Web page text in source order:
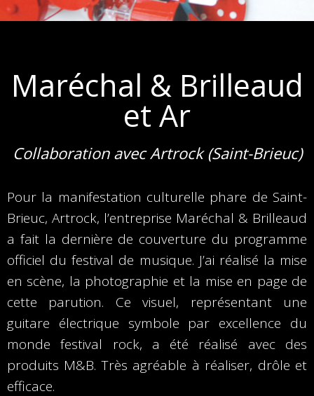
Maréchal & Brilleaud
et Ar
Collaboration avec Artrock (Saint-Brieuc)
Pour la manifestation culturelle phare de Saint-
Brieuc, Artrock, l’entreprise Maréchal & Brilleaud
a fait la dernière de couverture du programme
officiel du festival de musique. J’ai réalisé la mise
en scène, la photographie et la mise en page de
cette parution. Ce visuel, représentant une
guitare électrique symbole par excellence du
monde festival rock, a été réalisé avec des
produits M&B. Très agréable à réaliser, drôle et
efficace.